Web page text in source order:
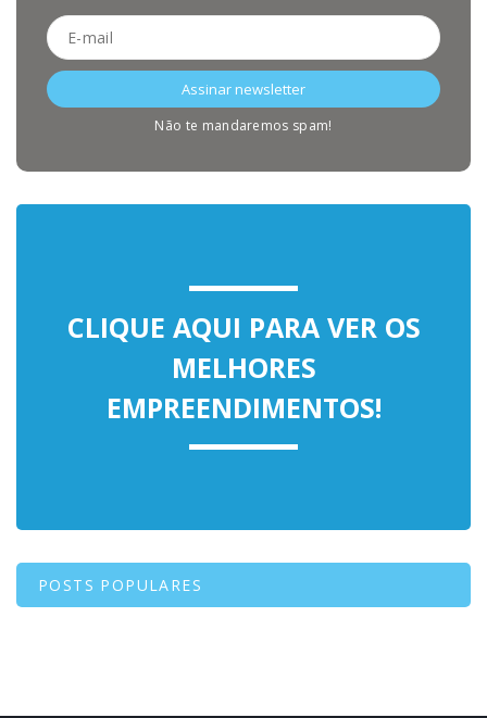
Não te mandaremos spam!
CLIQUE AQUI PARA VER OS
MELHORES
EMPREENDIMENTOS!
POSTS POPULARES